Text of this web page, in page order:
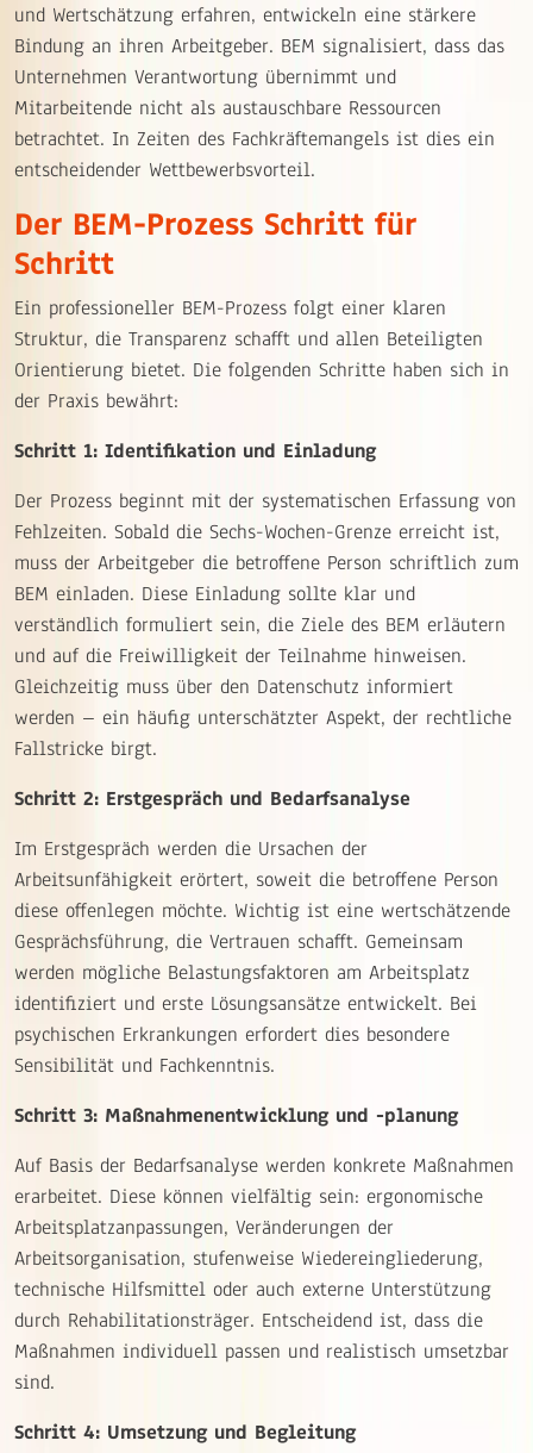
und Wertschätzung erfahren, entwickeln eine stärkere
Bindung an ihren Arbeitgeber. BEM signalisiert, dass das
Unternehmen Verantwortung übernimmt und
Mitarbeitende nicht als austauschbare Ressourcen
betrachtet. In Zeiten des Fachkräftemangels ist dies ein
entscheidender Wettbewerbsvorteil.
Der BEM-Prozess Schritt für
Schritt
Ein professioneller BEM-Prozess folgt einer klaren
Struktur, die Transparenz schafft und allen Beteiligten
Orientierung bietet. Die folgenden Schritte haben sich in
der Praxis bewährt:
Schritt 1: Identifikation und Einladung
Der Prozess beginnt mit der systematischen Erfassung von
Fehlzeiten. Sobald die Sechs-Wochen-Grenze erreicht ist,
muss der Arbeitgeber die betroffene Person schriftlich zum
BEM einladen. Diese Einladung sollte klar und
verständlich formuliert sein, die Ziele des BEM erläutern
und auf die Freiwilligkeit der Teilnahme hinweisen.
Gleichzeitig muss über den Datenschutz informiert
werden – ein häufig unterschätzter Aspekt, der rechtliche
Fallstricke birgt.
Schritt 2: Erstgespräch und Bedarfsanalyse
Im Erstgespräch werden die Ursachen der
Arbeitsunfähigkeit erörtert, soweit die betroffene Person
diese offenlegen möchte. Wichtig ist eine wertschätzende
Gesprächsführung, die Vertrauen schafft. Gemeinsam
werden mögliche Belastungsfaktoren am Arbeitsplatz
identifiziert und erste Lösungsansätze entwickelt. Bei
psychischen Erkrankungen erfordert dies besondere
Sensibilität und Fachkenntnis.
Schritt 3: Maßnahmenentwicklung und -planung
Auf Basis der Bedarfsanalyse werden konkrete Maßnahmen
erarbeitet. Diese können vielfältig sein: ergonomische
Arbeitsplatzanpassungen, Veränderungen der
Arbeitsorganisation, stufenweise Wiedereingliederung,
technische Hilfsmittel oder auch externe Unterstützung
durch Rehabilitationsträger. Entscheidend ist, dass die
Maßnahmen individuell passen und realistisch umsetzbar
sind.
Schritt 4: Umsetzung und Begleitung